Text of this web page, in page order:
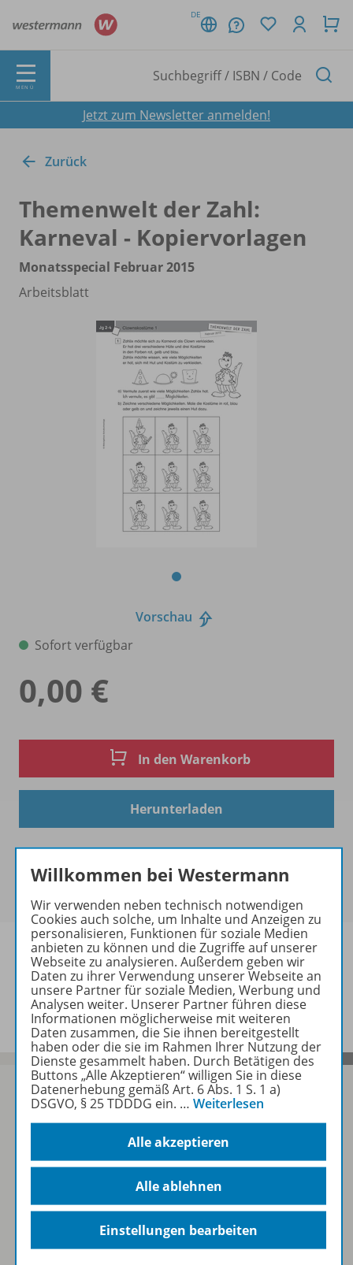
DE
MENÜ
Jetzt zum Newsletter anmelden!
Zurück
Themenwelt der Zahl:
Karneval - Kopiervorlagen
Monatsspecial Februar 2015
Arbeitsblatt
Vorschau
Sofort verfügbar
0,00 €
In den Warenkorb
Herunterladen
Informationen
Sofort profitieren
Zum Newsletter anmelden
Folgen Sie uns auf Social Media
Willkommen bei Westermann
Wir verwenden neben technisch notwendigen
Cookies auch solche, um Inhalte und Anzeigen zu
personalisieren, Funktionen für soziale Medien
anbieten zu können und die Zugriffe auf unserer
Webseite zu analysieren. Außerdem geben wir
Daten zu ihrer Verwendung unserer Webseite an
unsere Partner für soziale Medien, Werbung und
Analysen weiter. Unserer Partner führen diese
Informationen möglicherweise mit weiteren
Daten zusammen, die Sie ihnen bereitgestellt
haben oder die sie im Rahmen Ihrer Nutzung der
Dienste gesammelt haben. Durch Betätigen des
Buttons „Alle Akzeptieren“ willigen Sie in diese
Datenerhebung gemäß Art. 6 Abs. 1 S. 1 a)
DSGVO, § 25 TDDDG ein. … Weiterlesen
Alle akzeptieren
Alle ablehnen
Einstellungen bearbeiten